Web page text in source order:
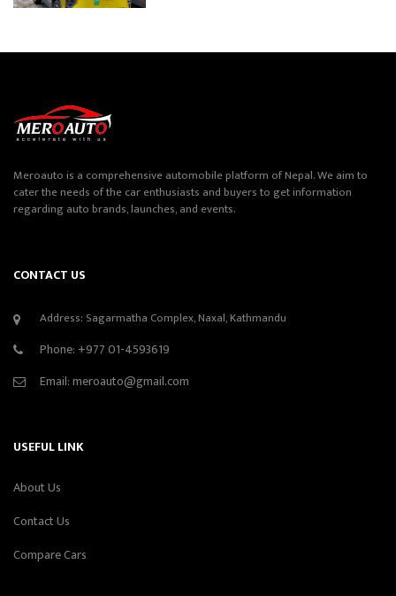
Meroauto is a comprehensive automobile platform of Nepal. We aim to
cater the needs of the car enthusiasts and buyers to get information
regarding auto brands, launches, and events.
CONTACT US
Address: Sagarmatha Complex, Naxal, Kathmandu
Phone: +977 01-4593619
Email:meroauto@gmail.com
USEFUL LINK
About Us
Contact Us
Compare Cars